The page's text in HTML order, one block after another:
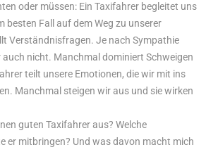
oder müssen: Ein Taxifahrer begleitet uns
besten Fall auf dem Weg zu unserer
Verständnisfragen. Je nach Sympathie
nicht. Manchmal dominiert Schweigen
teilt unsere Emotionen, die wir mit ins
Manchmal steigen wir aus und sie wirken
guten Taxifahrer aus? Welche
er mitbringen? Und was davon macht mich